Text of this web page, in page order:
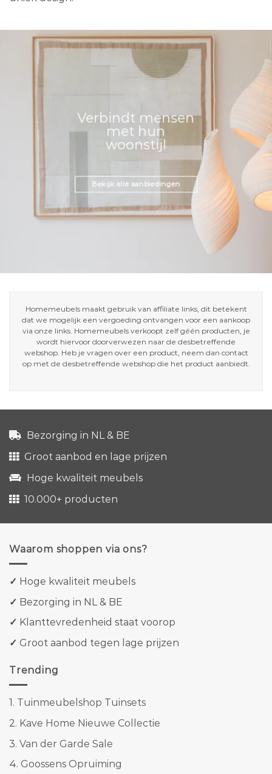
Verbindt mensen
met hun
woonstijl
Bekijk alle aanbiedingen
Homemeubels maakt gebruik van affiliate links, dit betekent
dat we mogelijk een vergoeding ontvangen voor een aankoop
via onze links. Homemeubels verkoopt zelf géén producten, je
wordt hiervoor doorverwezen naar de desbetreffende
webshop. Heb je vragen over een product, neem dan contact
op met de desbetreffende webshop die het product aanbiedt.
Bezorging in NL & BE
Groot aanbod en lage prijzen
Hoge kwaliteit meubels
10.000+ producten
Waarom shoppen via ons?
✓ Hoge kwaliteit meubels
✓ Bezorging in NL & BE
✓ Klanttevredenheid staat voorop
✓ Groot aanbod tegen lage prijzen
Trending
1. Tuinmeubelshop Tuinsets
2. Kave Home Nieuwe Collectie
3. Van der Garde Sale
4. Goossens Opruiming